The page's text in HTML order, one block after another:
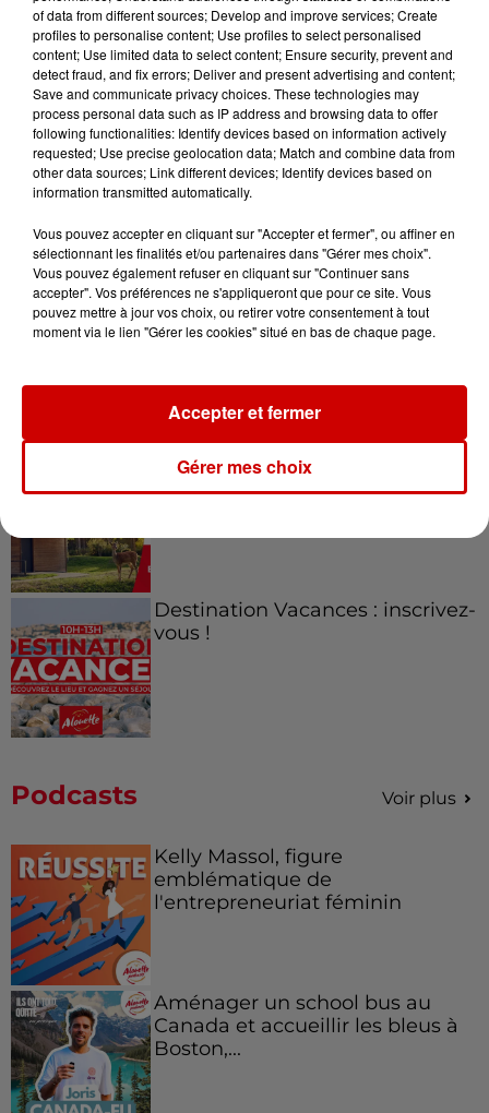
Jeux Voir plus
Gagnez vos places pour le
festival Marché Gourmand 2026
Le Duel - Gagnez vos entrées
pour l'un des zoos de nos
Destination Vacances - Gagnez
votre séjour en famille au cœur
Destination Vacances : inscrivez-
vous !
Podcasts Voir plus
Kelly Massol, figure
emblématique de
l'entrepreneuriat féminin
Aménager un school bus au
Canada et accueillir les bleus à
Boston,...
of data from different sources; Develop and improve services; Create
profiles to personalise content; Use profiles to select personalised
content; Use limited data to select content; Ensure security, prevent and
detect fraud, and fix errors; Deliver and present advertising and content;
Save and communicate privacy choices. These technologies may
process personal data such as IP address and browsing data to offer
following functionalities: Identify devices based on information actively
requested; Use precise geolocation data; Match and combine data from
other data sources; Link different devices; Identify devices based on
information transmitted automatically.
Vous pouvez accepter en cliquant sur "Accepter et fermer", ou affiner en
sélectionnant les finalités et/ou partenaires dans "Gérer mes choix".
Vous pouvez également refuser en cliquant sur "Continuer sans
accepter". Vos préférences ne s'appliqueront que pour ce site. Vous
pouvez mettre à jour vos choix, ou retirer votre consentement à tout
moment via le lien "Gérer les cookies" situé en bas de chaque page.
Gérer mes choix
Accepter et fermer